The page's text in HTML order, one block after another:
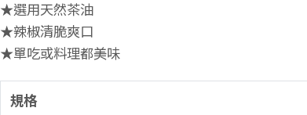
★選用天然茶油
★辣椒清脆爽口
★單吃或料理都美味
規格